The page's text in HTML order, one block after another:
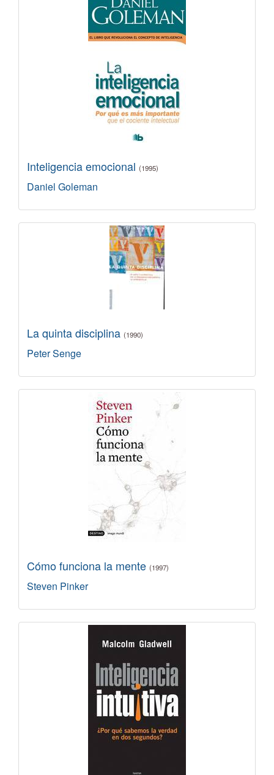
Inteligencia emocional (1995)
Daniel Goleman
La quinta disciplina (1990)
Peter Senge
Cómo funciona la mente (1997)
Steven Pinker